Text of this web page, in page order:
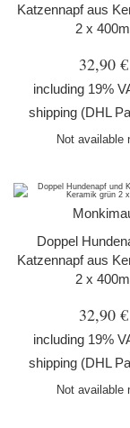
Katzennapf aus
2 x
32,90 €
including 19%
shipping (DHL
Not available
Doppel
Katzennapf aus
2 x
32,90 €
including 19%
shipping (DHL
Not available